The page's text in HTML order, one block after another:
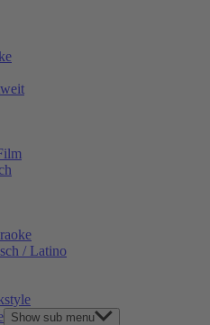
/ Latino
Show sub menu